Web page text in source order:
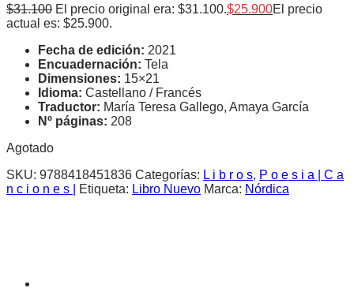
$31.100 El precio original era: $31.100.$25.900El precio
actual es: $25.900.
Fecha de edición: 2021
Encuadernación: Tela
Dimensiones: 15×21
Idioma: Castellano / Francés
Traductor: María Teresa Gallego, Amaya García
Nº páginas: 208
Agotado
SKU: 9788418451836 Categorías: L i b r o s, P o e s i a | C a
n c i o n e s |
Etiqueta: Libro Nuevo Marca: Nórdica